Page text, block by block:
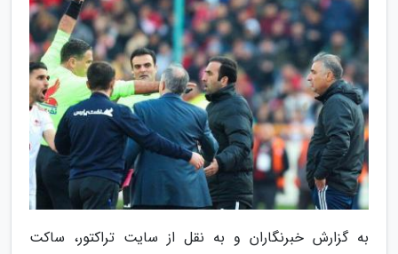
به گزارش خبرنگاران و به نقل از سایت تراکتور، ساکت